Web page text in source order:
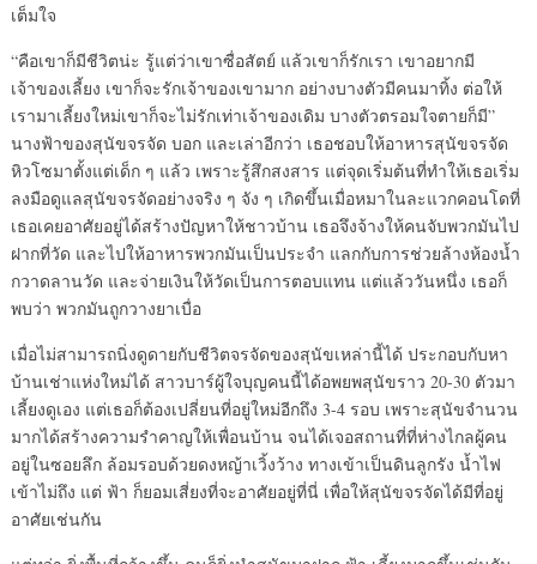
เต็มใจ
“คือเขาก็มีชีวิตน่ะ รู้แต่ว่าเขาซื่อสัตย์ แล้วเขาก็รักเรา เขาอยากมี
เจ้าของเลี้ยง เขาก็จะรักเจ้าของเขามาก อย่างบางตัวมีคนมาทิ้ง ต่อให้
เรามาเลี้ยงใหม่เขาก็จะไม่รักเท่าเจ้าของเดิม บางตัวตรอมใจตายก็มี”
นางฟ้าของสุนัขจรจัด บอก และเล่าอีกว่า เธอชอบให้อาหารสุนัขจรจัด
หิวโซมาตั้งแต่เด็ก ๆ แล้ว เพราะรู้สึกสงสาร แต่จุดเริ่มต้นที่ทำให้เธอเริ่ม
ลงมือดูแลสุนัขจรจัดอย่างจริง ๆ จัง ๆ เกิดขึ้นเมื่อหมาในละแวกคอนโดที่
เธอเคยอาศัยอยู่ได้สร้างปัญหาให้ชาวบ้าน เธอจึงจ้างให้คนจับพวกมันไป
ฝากที่วัด และไปให้อาหารพวกมันเป็นประจำ แลกกับการช่วยล้างห้องน้ำ
กวาดลานวัด และจ่ายเงินให้วัดเป็นการตอบแทน แต่แล้ววันหนึ่ง เธอก็
พบว่า พวกมันถูกวางยาเบื่อ
เมื่อไม่สามารถนิ่งดูดายกับชีวิตจรจัดของสุนัขเหล่านี้ได้ ประกอบกับหา
บ้านเช่าแห่งใหม่ได้ สาวบาร์ผู้ใจบุญคนนี้ได้อพยพสุนัขราว 20-30 ตัวมา
เลี้ยงดูเอง แต่เธอก็ต้องเปลี่ยนที่อยู่ใหม่อีกถึง 3-4 รอบ เพราะสุนัขจำนวน
มากได้สร้างความรำคาญให้เพื่อนบ้าน จนได้เจอสถานที่ที่ห่างไกลผู้คน
อยู่ในซอยลึก ล้อมรอบด้วยดงหญ้าเวิ้งว้าง ทางเข้าเป็นดินลูกรัง น้ำไฟ
เข้าไม่ถึง แต่ ฟ้า ก็ยอมเสี่ยงที่จะอาศัยอยู่ที่นี่ เพื่อให้สุนัขจรจัดได้มีที่อยู่
อาศัยเช่นกัน